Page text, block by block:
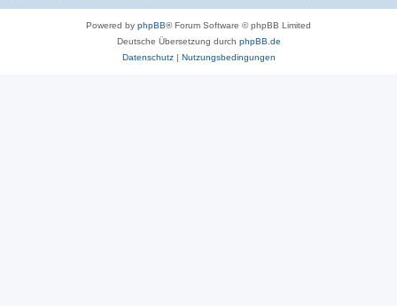
Powered by phpBB® Forum Software © phpBB Limited
Deutsche Übersetzung durch phpBB.de
Datenschutz| Nutzungsbedingungen